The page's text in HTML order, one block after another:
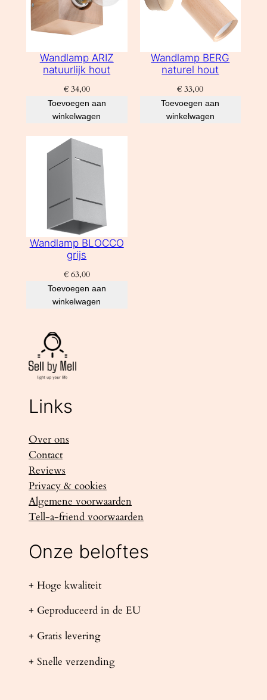
Wandlamp ARIZ
natuurlijk hout
€34,00
Toevoegen aan
winkelwagen
Wandlamp BERG
naturel hout
€ 33,00
Toevoegen aan
winkelwagen
Wandlamp BLOCCO
grijs
€63,00
Toevoegen aan
winkelwagen
Links
Over ons
Contact
Reviews
Privacy & cookies
Algemene voorwaarden
Tell-a-friend voorwaarden
Onze beloftes
+ Hoge kwaliteit
+ Geproduceerd in de EU
+ Gratis levering
+ Snelle verzending